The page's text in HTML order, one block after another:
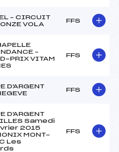
– CIRCUIT
VOLA
FFS
–
PRIX VITAM
FFS
D'ARGENT
FFS
D'ARGENT
Samedi
2015
MONT-
Les
FFS